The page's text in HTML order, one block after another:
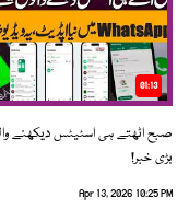
01:13
صبح اٹھتے ہی اسٹیٹس دیکھنے
بڑی خبر!
Apr 13, 2026 10:25 PM